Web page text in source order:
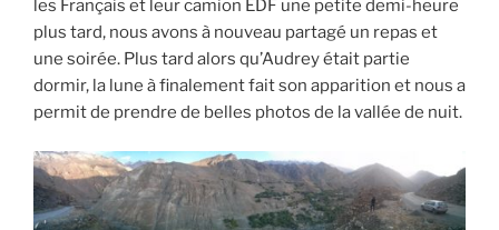
les Français et leur camion EDF une petite demi-heure
plus tard, nous avons à nouveau partagé un repas et
une soirée. Plus tard alors qu’Audrey était partie
dormir, la lune à finalement fait son apparition et nous a
permit de prendre de belles photos de la vallée de nuit.